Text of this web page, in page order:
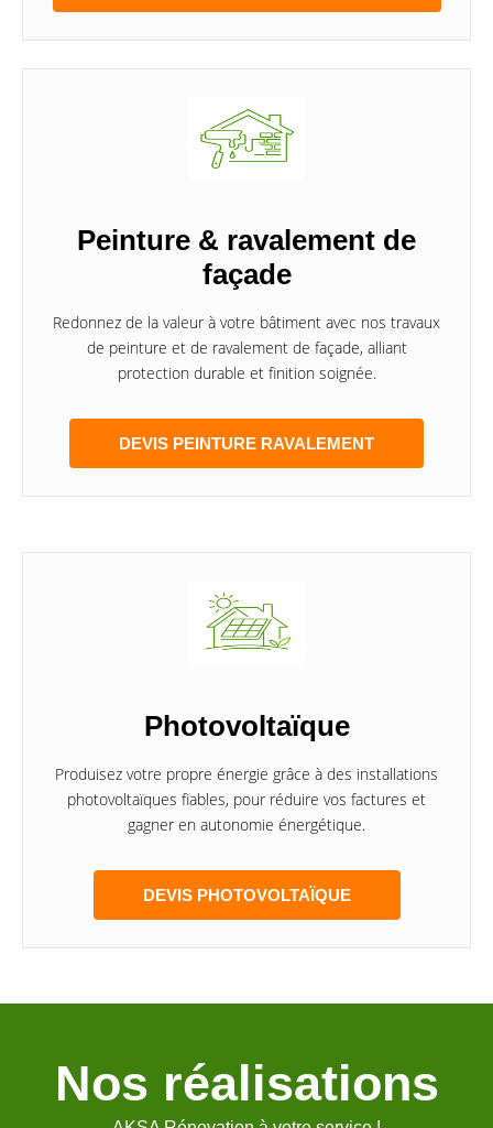
Peinture & ravalement de
façade
Redonnez de la valeur à votre bâtiment avec nos travaux
de peinture et de ravalement de façade, alliant
protection durable et finition soignée.
DEVIS PEINTURE RAVALEMENT
Photovoltaïque
Produisez votre propre énergie grâce à des installations
photovoltaïques fiables, pour réduire vos factures et
gagner en autonomie énergétique.
DEVIS PHOTOVOLTAÏQUE
Nos réalisations